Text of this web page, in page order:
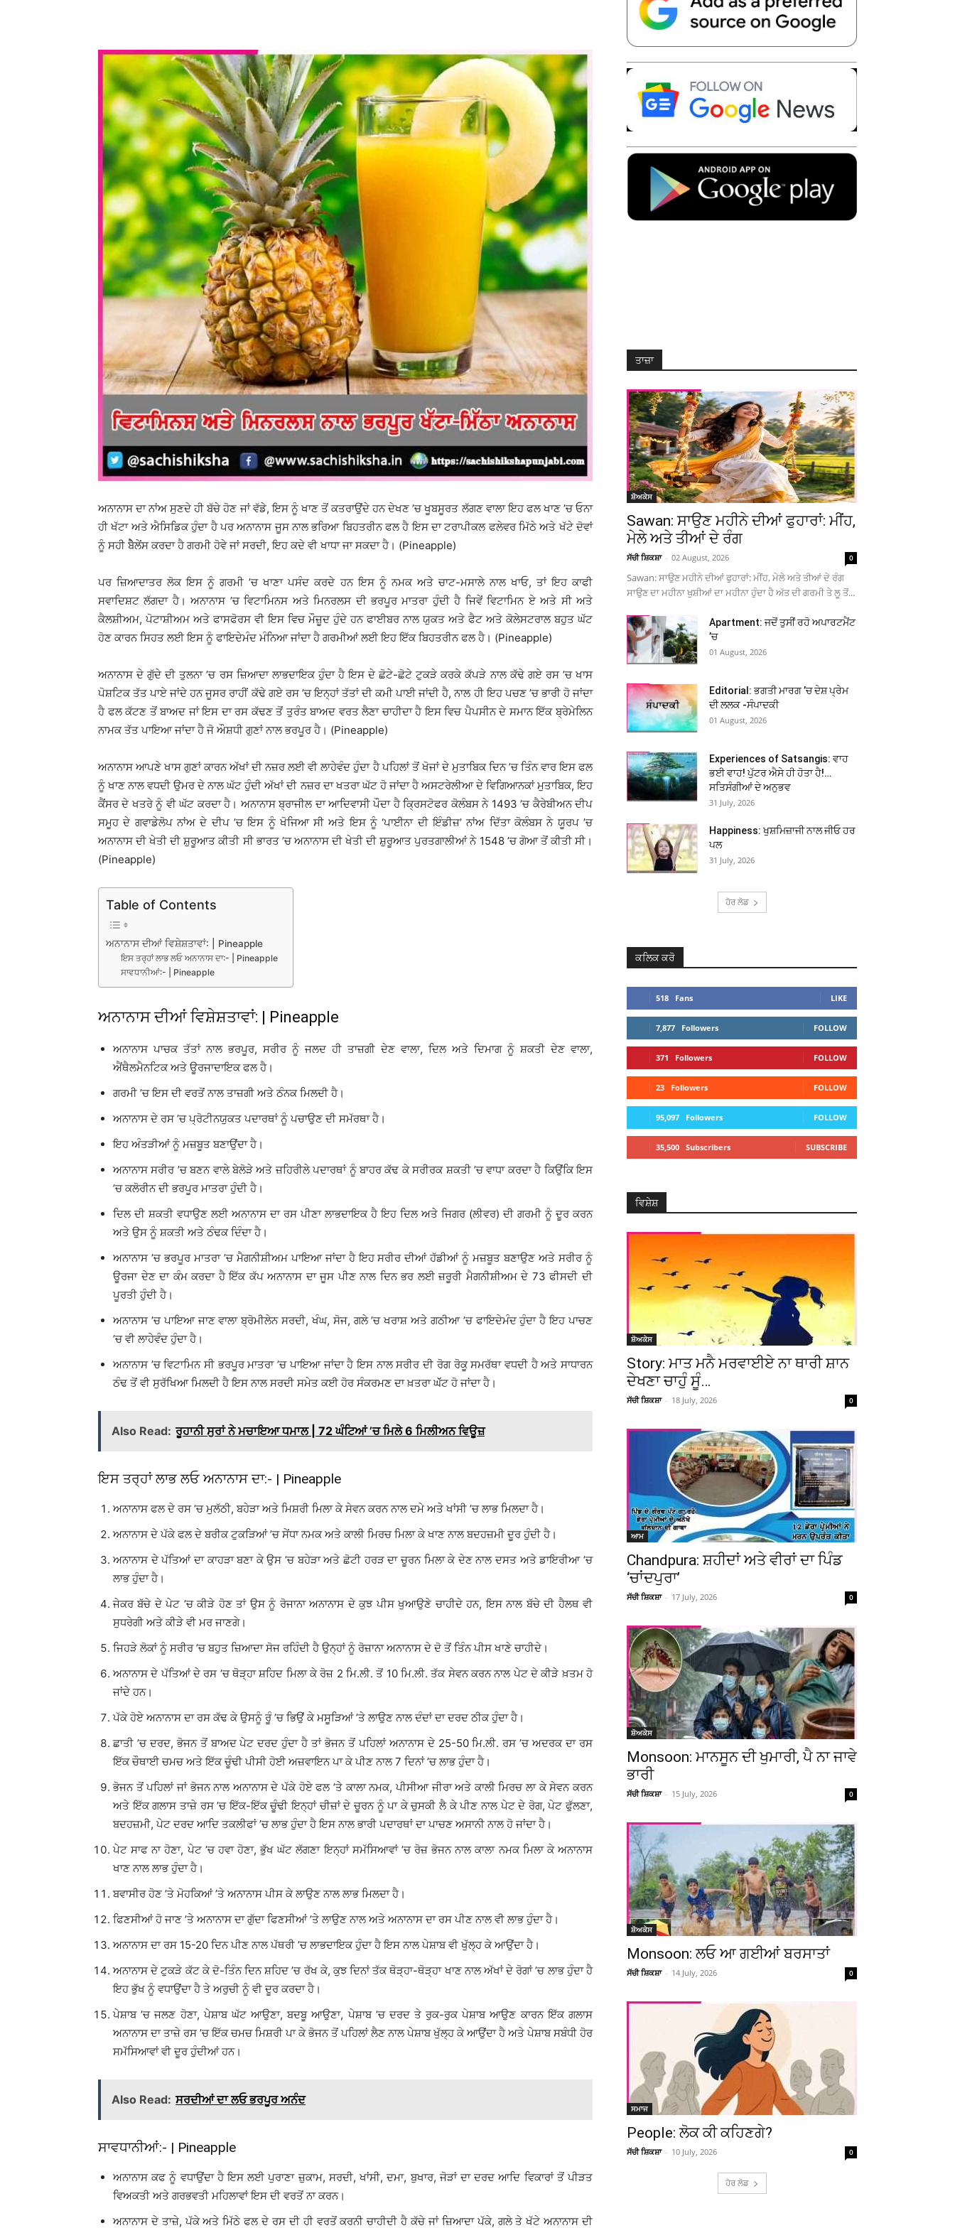
Telegram Copy URL
ਅਨਾਨਾਸ ਦਾ ਨਾਂਅ ਸੁਣਦੇ ਹੀ ਬੱਚੇ ਹੋਣ ਜਾਂ ਵੱਡੇ, ਇਸ ਨੂੰ ਖਾਣ ਤੋਂ ਕਤਰਾਉਂਦੇ ਹਨ ਦੇਖਣ ’ਚ ਖੂਬਸੂਰਤ ਲੱਗਣ ਵਾਲਾ ਇਹ ਫਲ ਖਾਣ ’ਚ ਓਨਾ
ਹੀ ਖੱਟਾ ਅਤੇ ਐਸਿਡਿਕ ਹੁੰਦਾ ਹੈ ਪਰ ਅਨਾਨਾਸ ਜੂਸ ਨਾਲ ਭਰਿਆ ਬਿਹਤਰੀਨ ਫਲ ਹੈ ਇਸ ਦਾ ਟਰਾਪੀਕਲ ਫਲੇਵਰ ਮਿੱਠੇ ਅਤੇ ਖੱਟੇ ਦੋਵਾਂ
ਨੂੰ ਸਹੀ ਬੈੇਲੇਂਸ ਕਰਦਾ ਹੈ ਗਰਮੀ ਹੋਵੇ ਜਾਂ ਸਰਦੀ, ਇਹ ਕਦੇ ਵੀ ਖਾਧਾ ਜਾ ਸਕਦਾ ਹੈ। (Pineapple)
ਪਰ ਜ਼ਿਆਦਾਤਰ ਲੋਕ ਇਸ ਨੂੰ ਗਰਮੀ ’ਚ ਖਾਣਾ ਪਸੰਦ ਕਰਦੇ ਹਨ ਇਸ ਨੂੰ ਨਮਕ ਅਤੇ ਚਾਟ-ਮਸਾਲੇ ਨਾਲ ਖਾਓ, ਤਾਂ ਇਹ ਕਾਫੀ
ਸਵਾਦਿਸ਼ਟ ਲੱਗਦਾ ਹੈ। ਅਨਾਨਾਸ ’ਚ ਵਿਟਾਮਿਨਸ ਅਤੇ ਮਿਨਰਲਸ ਦੀ ਭਰਪੂਰ ਮਾਤਰਾ ਹੁੰਦੀ ਹੈ ਜਿਵੇਂ ਵਿਟਾਮਿਨ ਏ ਅਤੇ ਸੀ ਅਤੇ
ਕੈਲਸ਼ੀਅਮ, ਪੋਟਾਸ਼ੀਅਮ ਅਤੇ ਫਾਸਫੋਰਸ ਵੀ ਇਸ ਵਿਚ ਮੌਜ਼ੂਦ ਹੁੰਦੇ ਹਨ ਫਾਈਬਰ ਨਾਲ ਯੁਕਤ ਅਤੇ ਫੈਟ ਅਤੇ ਕੋਲੇਸਟਰਾਲ ਬਹੁਤ ਘੱਟ
ਹੋਣ ਕਾਰਨ ਸਿਹਤ ਲਈ ਇਸ ਨੂੰ ਫਾਇਦੇਮੰਦ ਮੰਨਿਆ ਜਾਂਦਾ ਹੈ ਗਰਮੀਆਂ ਲਈ ਇਹ ਇੱਕ ਬਿਹਤਰੀਨ ਫਲ ਹੈ। (Pineapple)
ਅਨਾਨਾਸ ਦੇ ਗੁੱਦੇ ਦੀ ਤੁਲਨਾ ’ਚ ਰਸ ਜ਼ਿਆਦਾ ਲਾਭਦਾਇਕ ਹੁੰਦਾ ਹੈ ਇਸ ਦੇ ਛੋਟੇ-ਛੋਟੇ ਟੁਕੜੇ ਕਰਕੇ ਕੱਪੜੇ ਨਾਲ ਕੱਢੇ ਗਏ ਰਸ ’ਚ ਖਾਸ
ਪੋਸ਼ਟਿਕ ਤੱਤ ਪਾਏ ਜਾਂਦੇ ਹਨ ਜੂਸਰ ਰਾਹੀਂ ਕੱਢੇ ਗਏ ਰਸ ’ਚ ਇਨ੍ਹਾਂ ਤੱਤਾਂ ਦੀ ਕਮੀ ਪਾਈ ਜਾਂਦੀ ਹੈ, ਨਾਲ ਹੀ ਇਹ ਪਚਣ ’ਚ ਭਾਰੀ ਹੋ ਜਾਂਦਾ
ਹੈ ਫਲ ਕੱਟਣ ਤੋਂ ਬਾਅਦ ਜਾਂ ਇਸ ਦਾ ਰਸ ਕੱਢਣ ਤੋਂ ਤੁਰੰਤ ਬਾਅਦ ਵਰਤ ਲੈਣਾ ਚਾਹੀਦਾ ਹੈ ਇਸ ਵਿਚ ਪੈਪਸੀਨ ਦੇ ਸਮਾਨ ਇੱਕ ਬ੍ਰੇਮੇਲਿਨ
ਨਾਮਕ ਤੱਤ ਪਾਇਆ ਜਾਂਦਾ ਹੈ ਜੋ ਔਸ਼ਧੀ ਗੁਣਾਂ ਨਾਲ ਭਰਪੂਰ ਹੈ। (Pineapple)
ਅਨਾਨਾਸ ਆਪਣੇ ਖਾਸ ਗੁਣਾਂ ਕਾਰਨ ਅੱਖਾਂ ਦੀ ਨਜ਼ਰ ਲਈ ਵੀ ਲਾਹੇਵੰਦ ਹੁੰਦਾ ਹੈ ਪਹਿਲਾਂ ਤੋਂ ਖੋਜਾਂ ਦੇ ਮੁਤਾਬਿਕ ਦਿਨ ’ਚ ਤਿੰਨ ਵਾਰ ਇਸ ਫਲ
ਨੂੰ ਖਾਣ ਨਾਲ ਵਧਦੀ ਉਮਰ ਦੇ ਨਾਲ ਘੱਟ ਹੁੰਦੀ ਅੱਖਾਂ ਦੀ ਨਜ਼ਰ ਦਾ ਖਤਰਾ ਘੱਟ ਹੋ ਜਾਂਦਾ ਹੈ ਅਸਟਰੇਲੀਆ ਦੇ ਵਿਗਿਆਨਕਾਂ ਮੁਤਾਬਿਕ, ਇਹ
ਕੈਂਸਰ ਦੇ ਖਤਰੇ ਨੂੰ ਵੀ ਘੱਟ ਕਰਦਾ ਹੈ। ਅਨਾਨਾਸ ਬ੍ਰਾਜੀਲ ਦਾ ਆਦਿਵਾਸੀ ਪੌਦਾ ਹੈ ਕ੍ਰਿਸਟੋਫਰ ਕੋਲੰਬਸ ਨੇ 1493 ’ਚ ਕੈਰੇਬੀਅਨ ਦੀਪ
ਸਮੂਹ ਦੇ ਗਵਾਡੇਲੋਪ ਨਾਂਅ ਦੇ ਦੀਪ ’ਚ ਇਸ ਨੂੰ ਖੋਜਿਆ ਸੀ ਅਤੇ ਇਸ ਨੂੰ ‘ਪਾਈਨਾ ਦੀ ਇੰਡੀਜ਼’ ਨਾਂਅ ਦਿੱਤਾ ਕੋਲੰਬਸ ਨੇ ਯੂਰਪ ’ਚ
ਅਨਾਨਾਸ ਦੀ ਖੇਤੀ ਦੀ ਸ਼ੁਰੂਆਤ ਕੀਤੀ ਸੀ ਭਾਰਤ ’ਚ ਅਨਾਨਾਸ ਦੀ ਖੇਤੀ ਦੀ ਸ਼ੁਰੂਆਤ ਪੁਰਤਗਾਲੀਆਂ ਨੇ 1548 ’ਚ ਗੋਆ ਤੋਂ ਕੀਤੀ ਸੀ।
(Pineapple)
Table of Contents
ਅਨਾਨਾਸ ਦੀਆਂ ਵਿਸ਼ੇਸ਼ਤਾਵਾਂ: | Pineapple
ਇਸ ਤਰ੍ਹਾਂ ਲਾਭ ਲਓ ਅਨਾਨਾਸ ਦਾ:- | Pineapple
ਸਾਵਧਾਨੀਆਂ:- | Pineapple
ਅਨਾਨਾਸ ਦੀਆਂ ਵਿਸ਼ੇਸ਼ਤਾਵਾਂ: | Pineapple
ਅਨਾਨਾਸ ਪਾਚਕ ਤੱਤਾਂ ਨਾਲ ਭਰਪੂਰ, ਸਰੀਰ ਨੂੰ ਜਲਦ ਹੀ ਤਾਜ਼ਗੀ ਦੇਣ ਵਾਲਾ, ਦਿਲ ਅਤੇ ਦਿਮਾਗ ਨੂੰ ਸ਼ਕਤੀ ਦੇਣ ਵਾਲਾ,
ਐਂਥੈਲਮੈਨਟਿਕ ਅਤੇ ਊਰਜਾਦਾਇਕ ਫਲ ਹੈ।
ਗਰਮੀ ’ਚ ਇਸ ਦੀ ਵਰਤੋਂ ਨਾਲ ਤਾਜ਼ਗੀ ਅਤੇ ਠੰਨਕ ਮਿਲਦੀ ਹੈ।
ਅਨਾਨਾਸ ਦੇ ਰਸ ’ਚ ਪ੍ਰੋਟੀਨਯੁਕਤ ਪਦਾਰਥਾਂ ਨੂੰ ਪਚਾਉਣ ਦੀ ਸਮੱਰਥਾ ਹੈ।
ਇਹ ਅੰਤੜੀਆਂ ਨੂੰ ਮਜ਼ਬੂਤ ਬਣਾਉਂਦਾ ਹੈ।
ਅਨਾਨਾਸ ਸਰੀਰ ’ਚ ਬਣਨ ਵਾਲੇ ਬੇਲੋੜੇ ਅਤੇ ਜ਼ਹਿਰੀਲੇ ਪਦਾਰਥਾਂ ਨੂੰ ਬਾਹਰ ਕੱਢ ਕੇ ਸਰੀਰਕ ਸ਼ਕਤੀ ’ਚ ਵਾਧਾ ਕਰਦਾ ਹੈ ਕਿਉਂਕਿ ਇਸ
’ਚ ਕਲੋਰੀਨ ਦੀ ਭਰਪੂਰ ਮਾਤਰਾ ਹੁੰਦੀ ਹੈ।
ਦਿਲ ਦੀ ਸ਼ਕਤੀ ਵਧਾਉਣ ਲਈ ਅਨਾਨਾਸ ਦਾ ਰਸ ਪੀਣਾ ਲਾਭਦਾਇਕ ਹੈ ਇਹ ਦਿਲ ਅਤੇ ਜਿਗਰ (ਲੀਵਰ) ਦੀ ਗਰਮੀ ਨੂੰ ਦੂਰ ਕਰਨ
ਅਤੇ ਉਸ ਨੂੰ ਸ਼ਕਤੀ ਅਤੇ ਠੰਢਕ ਦਿੰਦਾ ਹੈ।
ਅਨਾਨਾਸ ’ਚ ਭਰਪੂਰ ਮਾਤਰਾ ’ਚ ਮੈਗਨੀਸ਼ੀਅਮ ਪਾਇਆ ਜਾਂਦਾ ਹੈ ਇਹ ਸਰੀਰ ਦੀਆਂ ਹੱਡੀਆਂ ਨੂੰ ਮਜ਼ਬੂਤ ਬਣਾਉਣ ਅਤੇ ਸਰੀਰ ਨੂੰ
ਊਰਜਾ ਦੇਣ ਦਾ ਕੰਮ ਕਰਦਾ ਹੈ ਇੱਕ ਕੱਪ ਅਨਾਨਾਸ ਦਾ ਜੂਸ ਪੀਣ ਨਾਲ ਦਿਨ ਭਰ ਲਈ ਜ਼ਰੂਰੀ ਮੈਗਨੀਸ਼ੀਅਮ ਦੇ 73 ਫੀਸਦੀ ਦੀ
ਪੂਰਤੀ ਹੁੰਦੀ ਹੈ।
ਅਨਾਨਾਸ ’ਚ ਪਾਇਆ ਜਾਣ ਵਾਲਾ ਬ੍ਰੋਮੀਲੇਨ ਸਰਦੀ, ਖੰਘ, ਸੋਜ, ਗਲੇ ’ਚ ਖਰਾਸ਼ ਅਤੇ ਗਠੀਆ ’ਚ ਫਾਇਦੇਮੰਦ ਹੁੰਦਾ ਹੈ ਇਹ ਪਾਚਣ
’ਚ ਵੀ ਲਾਹੇਵੰਦ ਹੁੰਦਾ ਹੈ।
ਅਨਾਨਾਸ ’ਚ ਵਿਟਾਮਿਨ ਸੀ ਭਰਪੂਰ ਮਾਤਰਾ ’ਚ ਪਾਇਆ ਜਾਂਦਾ ਹੈ ਇਸ ਨਾਲ ਸਰੀਰ ਦੀ ਰੋਗ ਰੋਕੂ ਸਮਰੱਥਾ ਵਧਦੀ ਹੈ ਅਤੇ ਸਾਧਾਰਨ
ਠੰਢ ਤੋਂ ਵੀ ਸੁਰੱਖਿਆ ਮਿਲਦੀ ਹੈ ਇਸ ਨਾਲ ਸਰਦੀ ਸਮੇਤ ਕਈ ਹੋਰ ਸੰਕਰਮਣ ਦਾ ਖ਼ਤਰਾ ਘੱੱਟ ਹੋ ਜਾਂਦਾ ਹੈ।
Also Read: ਰੂਹਾਨੀ ਸੁਰਾਂ ਨੇ ਮਚਾਇਆ ਧਮਾਲ | 72 ਘੰਟਿਆਂ ’ਚ ਮਿਲੇ 6 ਮਿਲੀਅਨ ਵਿਊਜ਼
ਇਸ ਤਰ੍ਹਾਂ ਲਾਭ ਲਓ ਅਨਾਨਾਸ ਦਾ:- | Pineapple
ਅਨਾਨਾਸ ਫਲ ਦੇ ਰਸ ’ਚ ਮੁਲੱਠੀ, ਬਹੇੜਾ ਅਤੇ ਮਿਸ਼ਰੀ ਮਿਲਾ ਕੇ ਸੇਵਨ ਕਰਨ ਨਾਲ ਦਮੇ ਅਤੇ ਖਾਂਸੀ ’ਚ ਲਾਭ ਮਿਲਦਾ ਹੈ।
ਅਨਾਨਾਸ ਦੇ ਪੱਕੇ ਫਲ ਦੇ ਬਰੀਕ ਟੁਕੜਿਆਂ ’ਚ ਸੇਂਧਾ ਨਮਕ ਅਤੇ ਕਾਲੀ ਮਿਰਚ ਮਿਲਾ ਕੇ ਖਾਣ ਨਾਲ ਬਦਹਜ਼ਮੀ ਦੂਰ ਹੁੰਦੀ ਹੈ।
ਅਨਾਨਾਸ ਦੇ ਪੱਤਿਆਂ ਦਾ ਕਾਹੜਾ ਬਣਾ ਕੇ ਉਸ ’ਚ ਬਹੇੜਾ ਅਤੇ ਛੋਟੀ ਹਰੜ ਦਾ ਚੂਰਨ ਮਿਲਾ ਕੇ ਦੇਣ ਨਾਲ ਦਸਤ ਅਤੇ ਡਾਇਰੀਆ ’ਚ
ਲਾਭ ਹੁੰਦਾ ਹੈ।
ਜੇਕਰ ਬੱਚੇ ਦੇ ਪੇਟ ’ਚ ਕੀੜੇ ਹੋਣ ਤਾਂ ਉਸ ਨੂੰ ਰੋਜਾਨਾ ਅਨਾਨਾਸ ਦੇ ਕੁਝ ਪੀਸ ਖੁਆਉਣੇ ਚਾਹੀਦੇ ਹਨ, ਇਸ ਨਾਲ ਬੱਚੇ ਦੀ ਹੈਲਥ ਵੀ
ਸੁਧਰੇਗੀ ਅਤੇ ਕੀੜੇ ਵੀ ਮਰ ਜਾਣਗੇ।
ਜਿਹੜੇ ਲੋਕਾਂ ਨੂੰ ਸਰੀਰ ’ਚ ਬਹੁਤ ਜ਼ਿਆਦਾ ਸੋਜ ਰਹਿੰਦੀ ਹੈ ਉਨ੍ਹਾਂ ਨੂੰ ਰੋਜ਼ਾਨਾ ਅਨਾਨਾਸ ਦੇ ਦੋ ਤੋਂ ਤਿੰਨ ਪੀਸ ਖਾਣੇ ਚਾਹੀਦੇ।
ਅਨਾਨਾਸ ਦੇ ਪੱਤਿਆਂ ਦੇ ਰਸ ’ਚ ਥੋੜ੍ਹਾ ਸ਼ਹਿਦ ਮਿਲਾ ਕੇ ਰੋਜ਼ 2 ਮਿ.ਲੀ. ਤੋਂ 10 ਮਿ.ਲੀ. ਤੱਕ ਸੇਵਨ ਕਰਨ ਨਾਲ ਪੇਟ ਦੇ ਕੀੜੇ ਖ਼ਤਮ ਹੋ
ਜਾਂਦੇ ਹਨ।
ਪੱਕੇ ਹੋਏ ਅਨਾਨਾਸ ਦਾ ਰਸ ਕੱਢ ਕੇ ਉਸਨੂੰ ਰੂੰ ’ਚ ਭਿਉਂ ਕੇ ਮਸੂੜਿਆਂ ’ਤੇ ਲਾਉਣ ਨਾਲ ਦੰਦਾਂ ਦਾ ਦਰਦ ਠੀਕ ਹੁੰਦਾ ਹੈ।
ਛਾਤੀ ’ਚ ਦਰਦ, ਭੋਜਨ ਤੋਂ ਬਾਅਦ ਪੇਟ ਦਰਦ ਹੁੰਦਾ ਹੈ ਤਾਂ ਭੋਜਨ ਤੋਂ ਪਹਿਲਾਂ ਅਨਾਨਾਸ ਦੇ 25-50 ਮਿ.ਲੀ. ਰਸ ’ਚ ਅਦਰਕ ਦਾ ਰਸ
ਇੱਕ ਚੌਥਾਈ ਚਮਚ ਅਤੇ ਇੱਕ ਚੂੰਢੀ ਪੀਸੀ ਹੋਈ ਅਜ਼ਵਾਇਨ ਪਾ ਕੇ ਪੀਣ ਨਾਲ 7 ਦਿਨਾਂ ’ਚ ਲਾਭ ਹੁੰਦਾ ਹੈ।
ਭੋਜਨ ਤੋਂ ਪਹਿਲਾਂ ਜਾਂ ਭੋਜਨ ਨਾਲ ਅਨਾਨਾਸ ਦੇ ਪੱਕੇ ਹੋਏ ਫਲ ’ਤੇ ਕਾਲਾ ਨਮਕ, ਪੀਸੀਆ ਜੀਰਾ ਅਤੇ ਕਾਲੀ ਮਿਰਚ ਲਾ ਕੇ ਸੇਵਨ ਕਰਨ
ਅਤੇ ਇੱਕ ਗਲਾਸ ਤਾਜ਼ੇ ਰਸ ’ਚ ਇੱਕ-ਇੱਕ ਚੂੰਢੀ ਇਨ੍ਹਾਂ ਚੀਜ਼ਾਂ ਦੇ ਚੂਰਨ ਨੂੰ ਪਾ ਕੇ ਚੁਸਕੀ ਲੈ ਕੇ ਪੀਣ ਨਾਲ ਪੇਟ ਦੇ ਰੋਗ, ਪੇਟ ਫੁੱਲਣਾ,
ਬਦਹਜ਼ਮੀ, ਪੇਟ ਦਰਦ ਆਦਿ ਤਕਲੀਫਾਂ ’ਚ ਲਾਭ ਹੁੰਦਾ ਹੈ ਇਸ ਨਾਲ ਭਾਰੀ ਪਦਾਰਥਾਂ ਦਾ ਪਾਚਣ ਅਸਾਨੀ ਨਾਲ ਹੋ ਜਾਂਦਾ ਹੈ।
ਪੇਟ ਸਾਫ ਨਾ ਹੋਣਾ, ਪੇਟ ’ਚ ਹਵਾ ਹੋਣਾ, ਭੁੱਖ ਘੱਟ ਲੱਗਣਾ ਇਨ੍ਹਾਂ ਸਮੱਸਿਆਵਾਂ ’ਚ ਰੋਜ਼ ਭੋਜਨ ਨਾਲ ਕਾਲਾ ਨਮਕ ਮਿਲਾ ਕੇ ਅਨਾਨਾਸ
ਖਾਣ ਨਾਲ ਲਾਭ ਹੁੰਦਾ ਹੈ।
ਬਵਾਸੀਰ ਹੋਣ ’ਤੇ ਮੋਹਕਿਆਂ ’ਤੇ ਅਨਾਨਾਸ ਪੀਸ ਕੇ ਲਾਉਣ ਨਾਲ ਲਾਭ ਮਿਲਦਾ ਹੈ।
ਫਿਣਸੀਆਂ ਹੋ ਜਾਣ ’ਤੇ ਅਨਾਨਾਸ ਦਾ ਗੁੱਦਾ ਫਿਣਸੀਆਂ ’ਤੇ ਲਾਉਣ ਨਾਲ ਅਤੇ ਅਨਾਨਾਸ ਦਾ ਰਸ ਪੀਣ ਨਾਲ ਵੀ ਲਾਭ ਹੁੰਦਾ ਹੈ।
ਅਨਾਨਾਸ ਦਾ ਰਸ 15-20 ਦਿਨ ਪੀਣ ਨਾਲ ਪੱਥਰੀ ’ਚ ਲਾਭਦਾਇਕ ਹੁੰਦਾ ਹੈ ਇਸ ਨਾਲ ਪੇਸ਼ਾਬ ਵੀ ਖੁੱਲ੍ਹ ਕੇ ਆਉਂਦਾ ਹੈ।
ਅਨਾਨਾਸ ਦੇ ਟੁਕੜੇ ਕੱਟ ਕੇ ਦੋ-ਤਿੰਨ ਦਿਨ ਸ਼ਹਿਦ ’ਚ ਰੱਖ ਕੇ, ਕੁਝ ਦਿਨਾਂ ਤੱਕ ਥੋੜ੍ਹਾ-ਥੋੜ੍ਹਾ ਖਾਣ ਨਾਲ ਅੱਖਾਂ ਦੇ ਰੋਗਾਂ ’ਚ ਲਾਭ ਹੁੰਦਾ ਹੈ
ਇਹ ਭੁੱਖ ਨੂੰ ਵਧਾਉਂਦਾ ਹੈ ਤੇ ਅਰੁਚੀ ਨੂੰ ਵੀ ਦੂਰ ਕਰਦਾ ਹੈ।
ਪੇਸ਼ਾਬ ’ਚ ਜਲਣ ਹੋਣਾ, ਪੇਸ਼ਾਬ ਘੱਟ ਆਉਣਾ, ਬਦਬੂ ਆਉਣਾ, ਪੇਸ਼ਾਬ ’ਚ ਦਰਦ ਤੇ ਰੁਕ-ਰੁਕ ਪੇਸ਼ਾਬ ਆਉਣ ਕਾਰਨ ਇੱਕ ਗਲਾਸ
ਅਨਾਨਾਸ ਦਾ ਤਾਜ਼ੇ ਰਸ ’ਚ ਇੱਕ ਚਮਚ ਮਿਸ਼ਰੀ ਪਾ ਕੇ ਭੋਜਨ ਤੋਂ ਪਹਿਲਾਂ ਲੈਣ ਨਾਲ ਪੇਸ਼ਾਬ ਖੁੱਲ੍ਹ ਕੇ ਆਉਂਦਾ ਹੈ ਅਤੇ ਪੇਸ਼ਾਬ ਸਬੰਧੀ ਹੋਰ
ਸਮੱਸਿਆਵਾਂ ਵੀ ਦੂਰ ਹੁੰਦੀਆਂ ਹਨ।
Also Read: ਸਰਦੀਆਂ ਦਾ ਲਓ ਭਰਪੂਰ ਅਨੰਦ
ਸਾਵਧਾਨੀਆਂ:- | Pineapple
ਅਨਾਨਾਸ ਕਫ ਨੂੰ ਵਧਾਉਂਦਾ ਹੈ ਇਸ ਲਈ ਪੁਰਾਣਾ ਜ਼ੁਕਾਮ, ਸਰਦੀ, ਖਾਂਸੀ, ਦਮਾ, ਬੁਖਾਰ, ਜੋੜਾਂ ਦਾ ਦਰਦ ਆਦਿ ਵਿਕਾਰਾਂ ਤੋਂ ਪੀੜਤ
ਵਿਅਕਤੀ ਅਤੇ ਗਰਭਵਤੀ ਮਹਿਲਾਵਾਂ ਇਸ ਦੀ ਵਰਤੋਂ ਨਾ ਕਰਨ।
ਅਨਾਨਾਸ ਦੇ ਤਾਜ਼ੇ, ਪੱਕੇ ਅਤੇ ਮਿੱਠੇ ਫਲ ਦੇ ਰਸ ਦੀ ਹੀ ਵਰਤੋਂ ਕਰਨੀ ਚਾਹੀਦੀ ਹੈ ਕੱਚੇ ਜਾਂ ਜ਼ਿਆਦਾ ਪੱਕੇ, ਗਲੇ ਤੇ ਖੱਟੇ ਅਨਾਨਾਸ ਦੀ
ਤਾਜ਼ਾ
ਸ਼ੋਅਕੇਸ
Sawan: ਸਾਉਣ ਮਹੀਨੇ ਦੀਆਂ ਫੁਹਾਰਾਂ: ਮੀਂਹ,
ਮੇਲੇ ਅਤੇ ਤੀਆਂ ਦੇ ਰੰਗ
ਸੱਚੀ ਸ਼ਿਕਸ਼ਾ - 02 August, 2026 0
Sawan: ਸਾਉਣ ਮਹੀਨੇ ਦੀਆਂ ਫੁਹਾਰਾਂ: ਮੀਂਹ, ਮੇਲੇ ਅਤੇ ਤੀਆਂ ਦੇ ਰੰਗ
ਸਾਉਣ ਦਾ ਮਹੀਨਾ ਖੁਸ਼ੀਆਂ ਦਾ ਮਹੀਨਾ ਹੁੰਦਾ ਹੈ ਅੱਤ ਦੀ ਗਰਮੀ ਤੇ ਲੂ ਤੋਂ...
Apartment: ਜਦੋਂ ਤੁਸੀਂ ਰਹੋ ਅਪਾਰਟਮੈਂਟ
’ਚ
01 August, 2026
Editorial: ਭਗਤੀ ਮਾਰਗ ’ਚ ਦੇਸ਼ ਪ੍ਰੇਮ
ਦੀ ਲਲਕ -ਸੰਪਾਦਕੀ
01 August, 2026
Experiences of Satsangis: ਵਾਹ
ਭਈ ਵਾਹ! ਪੁੱਟਰ ਐਸੇ ਹੀ ਹੋਤਾ ਹੈ!…
ਸਤਿਸੰਗੀਆਂ ਦੇ ਅਨੁਭਵ
31 July, 2026
Happiness: ਖੁਸ਼ਮਿਜ਼ਾਜੀ ਨਾਲ ਜੀਓ ਹਰ
ਪਲ
31 July, 2026
ਹੋਰ ਲੋਡ
ਕਲਿਕ ਕਰੋ
518 Fans LIKE
7,877 Followers FOLLOW
371 Followers FOLLOW
23 Followers FOLLOW
95,097 Followers FOLLOW
35,500 Subscribers SUBSCRIBE
ਵਿਸ਼ੇਸ਼
ਸ਼ੋਅਕੇਸ
Story: ਮਾਤ ਮਨੈ ਮਰਵਾਈਏ ਨਾ ਥਾਰੀ ਸ਼ਾਨ
ਦੇਖਣਾ ਚਾਹੁੰ ਸੂੰ…
ਸੱਚੀ ਸ਼ਿਕਸ਼ਾ - 18 July, 2026 0
ਆਮ
Chandpura: ਸ਼ਹੀਦਾਂ ਅਤੇ ਵੀਰਾਂ ਦਾ ਪਿੰਡ
‘ਚਾਂਦਪੁਰਾ’
ਸੱਚੀ ਸ਼ਿਕਸ਼ਾ - 17 July, 2026 0
ਸ਼ੋਅਕੇਸ
Monsoon: ਮਾਨਸੂਨ ਦੀ ਖੁਮਾਰੀ, ਪੈ ਨਾ ਜਾਵੇ
ਭਾਰੀ
ਸੱਚੀ ਸ਼ਿਕਸ਼ਾ - 15 July, 2026 0
ਸ਼ੋਅਕੇਸ
Monsoon: ਲਓ ਆ ਗਈਆਂ ਬਰਸਾਤਾਂ
ਸੱਚੀ ਸ਼ਿਕਸ਼ਾ - 14 July, 2026 0
ਸਮਾਜ
People: ਲੋਕ ਕੀ ਕਹਿਣਗੇ?
ਸੱਚੀ ਸ਼ਿਕਸ਼ਾ - 10 July, 2026 0
ਹੋਰ ਲੋਡ